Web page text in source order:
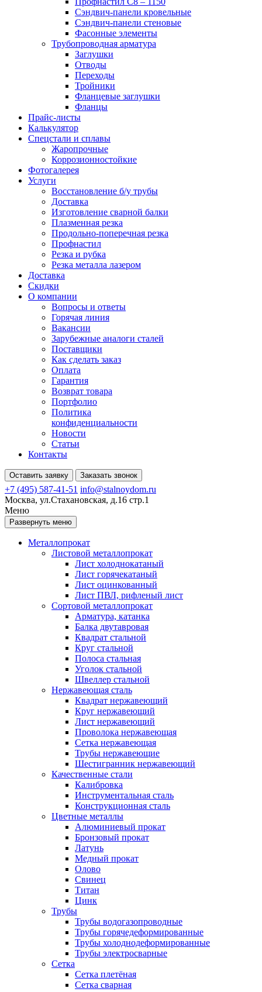
Сэндвич-панели кровельные
Сэндвич-панели стеновые
Фасонные элементы
Трубопроводная арматура
Заглушки
Отводы
Переходы
Тройники
Фланцевые заглушки
Фланцы
Прайс-листы
Калькулятор
Спецстали и сплавы
Жаропрочные
Коррозионностойкие
Фотогалерея
Услуги
Восстановление б/у трубы
Доставка
Изготовление сварной балки
Плазменная резка
Продольно-поперечная резка
Профнастил
Резка и рубка
Резка металла лазером
Доставка
Скидки
О компании
Вопросы и ответы
Горячая линия
Вакансии
Зарубежные аналоги сталей
Поставщики
Как сделать заказ
Оплата
Гарантия
Возврат товара
Портфолио
Политика
конфиденциальности
Новости
Статьи
Контакты
Оставить заявку Заказать звонок
+7 (495) 587-41-51 info@stalnoydom.ru
Москва, ул.Стахановская, д.16 стр.1
Меню
Развернуть меню
Металлопрокат
Листовой металлопрокат
Лист холоднокатаный
Лист горячекатаный
Лист оцинкованный
Лист ПВЛ, рифленый лист
Сортовой металлопрокат
Арматура, катанка
Балка двутавровая
Квадрат стальной
Круг стальной
Полоса стальная
Уголок стальной
Швеллер стальной
Нержавеющая сталь
Квадрат нержавеющий
Круг нержавеющий
Лист нержавеющий
Проволока нержавеющая
Сетка нержавеющая
Трубы нержавеющие
Шестигранник нержавеющий
Качественные стали
Калибровка
Инструментальная сталь
Конструкционная сталь
Цветные металлы
Алюминиевый прокат
Бронзовый прокат
Латунь
Медный прокат
Олово
Свинец
Титан
Цинк
Трубы
Трубы водогазопроводные
Трубы горячедеформированные
Трубы холоднодеформированные
Трубы электросварные
Сетка
Сетка плетёная
Сетка сварная